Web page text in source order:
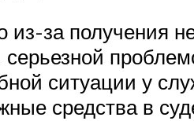
из-за получения
серьезной
ситуации у
средства в